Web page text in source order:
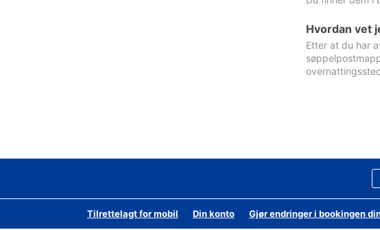
Hvordan vet
Etter at du har
Tilrettelagt for mobil Din konto Gjør endringer i bookingen